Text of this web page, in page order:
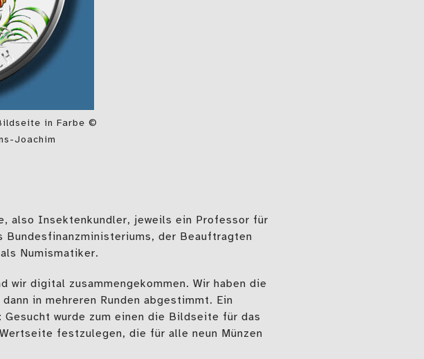
in Farbe ©
Joachim
also Insektenkundler, jeweils ein Professor für
der Beauftragten
Numismatiker.
wir digital zusammengekommen. Wir haben die
in mehreren Runden abgestimmt. Ein
wurde zum einen die Bildseite für das
festzulegen, die für alle neun Münzen